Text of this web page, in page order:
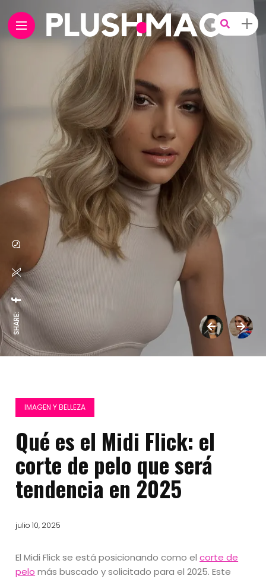
SHARE:
IMAGEN Y BELLEZA
Qué es el Midi Flick: el
corte de pelo que será
tendencia en 2025
julio 10, 2025
El Midi Flick se está posicionando como elcorte de
pelo más buscado y solicitado para el 2025. Este